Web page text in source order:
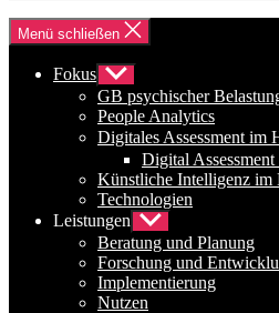
Menü schließen
Fokus Untermenü
anzeigen
GB psychischer
People Analytics
Digitales Assessment im
Digital
Künstliche Intelligenz
Technologien
Leistungen Untermenü
anzeigen
Beratung und Planung
Forschung und
Implementierung
Nutzen